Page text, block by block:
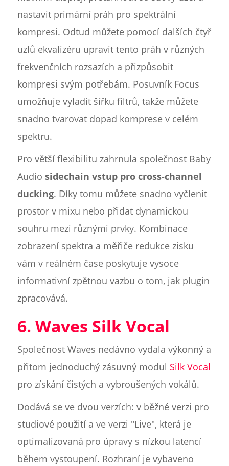
nastavit primární práh pro spektrální
kompresi. Odtud můžete pomocí dalších čtyř
uzlů ekvalizéru upravit tento práh v různých
frekvenčních rozsazích a přizpůsobit
kompresi svým potřebám. Posuvník Focus
umožňuje vyladit šířku filtrů, takže můžete
snadno tvarovat dopad komprese v celém
spektru.
Pro větší flexibilitu zahrnula společnost Baby
Audio sidechain vstup pro cross-channel
ducking. Díky tomu můžete snadno vyčlenit
prostor v mixu nebo přidat dynamickou
souhru mezi různými prvky. Kombinace
zobrazení spektra a měřiče redukce zisku
vám v reálném čase poskytuje vysoce
informativní zpětnou vazbu o tom, jak plugin
zpracovává.
6. Waves Silk Vocal
Společnost Waves nedávno vydala výkonný a
přitom jednoduchý zásuvný modul Silk Vocal
pro získání čistých a vybroušených vokálů.
Dodává se ve dvou verzích: v běžné verzi pro
studiové použití a ve verzi "Live", která je
optimalizovaná pro úpravy s nízkou latencí
během vystoupení. Rozhraní je vybaveno